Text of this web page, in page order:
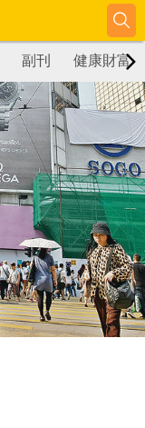
副刊 健康財富